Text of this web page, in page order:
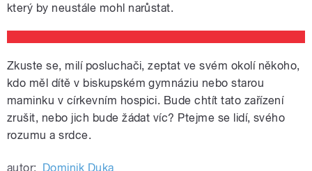
který by neustále mohl narůstat.
Zkuste se, milí posluchači, zeptat ve svém okolí někoho,
kdo měl dítě v biskupském gymnáziu nebo starou
maminku v církevním hospici. Bude chtít tato zařízení
zrušit, nebo jich bude žádat víc? Ptejme se lidí, svého
rozumu a srdce.
autor: Dominik Duka